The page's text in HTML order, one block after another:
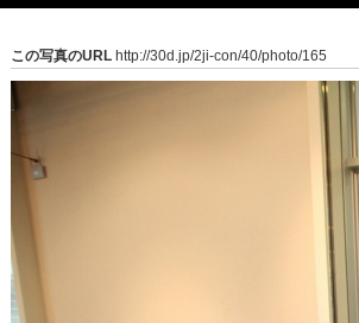
この写真のURL http://30d.jp/2ji-con/40/photo/165